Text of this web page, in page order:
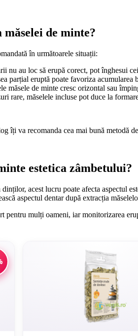
măselei de minte?
în următoarele situații:
nu au loc să erupă corect, pot înghesui
parțial eruptă poate favoriza
măsele de minte cresc orizontal sau
rare, măselele incluse pot duce la
îți va recomanda cea mai bună metodă
estetica zâmbetului?
acest lucru poate afecta aspectul
aspectul dentar după extracția
pentru mulți oameni, iar monitorizarea